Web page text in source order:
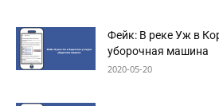
Фейк: В реке Уж в
уборочная машина
2020-05-20